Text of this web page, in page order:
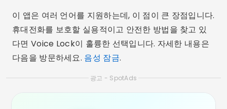
이 앱은 여러 언어를 지원하는데, 이 점이 큰 장점입니다.
휴대전화를 보호할 실용적이고 안전한 방법을 찾고 있
다면 Voice Lock이 훌륭한 선택입니다. 자세한 내용은
다음을 방문하세요. 음성 잠금.
광고 - SpotAds